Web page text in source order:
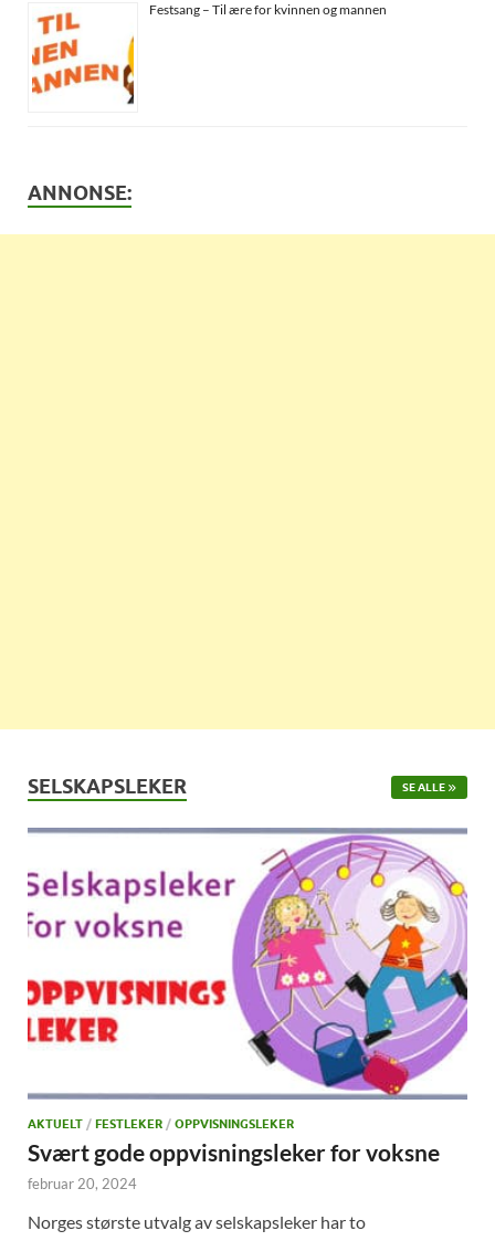
Festsang – Til ære for kvinnen og mannen
ANNONSE:
SELSKAPSLEKER SE ALLE
AKTUELT / FESTLEKER / OPPVISNINGSLEKER
Svært gode oppvisningsleker for voksne
februar 20, 2024
Norges største utvalg av selskapsleker har to